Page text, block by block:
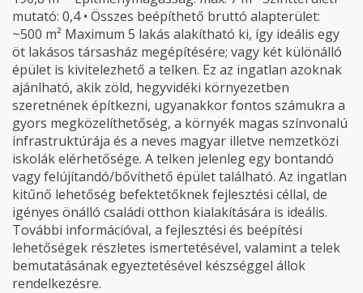
mutató: 0,4 • Összes beépíthető bruttó alapterület:
~500 m² Maximum 5 lakás alakítható ki, így ideális egy
öt lakásos társasház megépítésére; vagy két különálló
épület is kivitelezhető a telken. Ez az ingatlan azoknak
ajánlható, akik zöld, hegyvidéki környezetben
szeretnének építkezni, ugyanakkor fontos számukra a
gyors megközelíthetőség, a környék magas színvonalú
infrastruktúrája és a neves magyar illetve nemzetközi
iskolák elérhetősége. A telken jelenleg egy bontandó
vagy felújítandó/bővíthető épület található. Az ingatlan
kitűnő lehetőség befektetőknek fejlesztési céllal, de
igényes önálló családi otthon kialakítására is ideális.
További információval, a fejlesztési és beépítési
lehetőségek részletes ismertetésével, valamint a telek
bemutatásának egyeztetésével készséggel állok
rendelkezésre.